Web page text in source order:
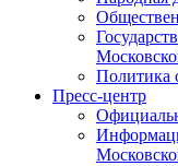
Политика
Пресс-центр